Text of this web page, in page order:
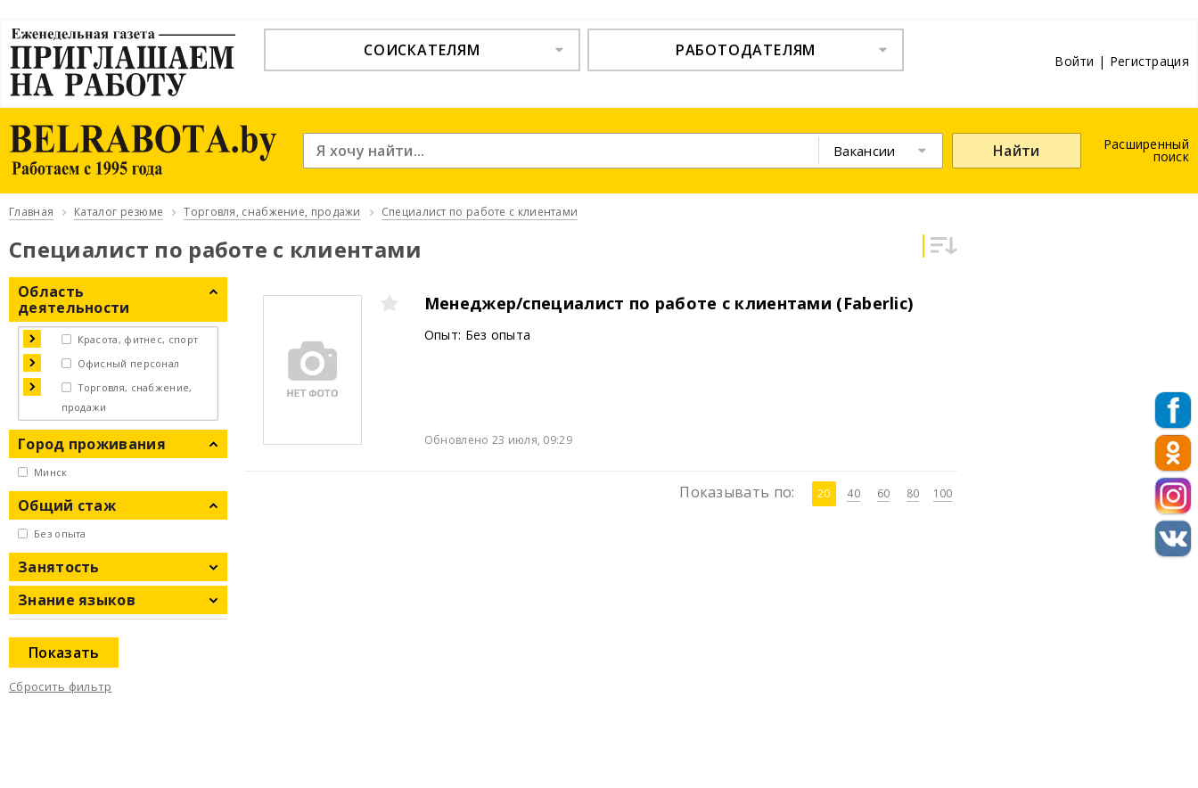
СОИСКАТЕЛЯМ РАБОТОДАТЕЛЯМ
Войти | Регистрация
Вакансии Найти Расширенный
поиск
Главная Каталог резюме Торговля, снабжение, продажи Специалист по работе с клиентами
Специалист по работе с клиентами
Область
деятельности
Красота, фитнес, спорт
Офисный персонал
Торговля, снабжение,
продажи
Город проживания
Минск
Общий стаж
Без опыта
Занятость
Знание языков
Показать
Сбросить фильтр
Менеджер/специалист по работе с клиентами (Faberlic)
Опыт: Без опыта
Обновлено 23 июля, 09:29
Показывать по: 20 40 60 80 100